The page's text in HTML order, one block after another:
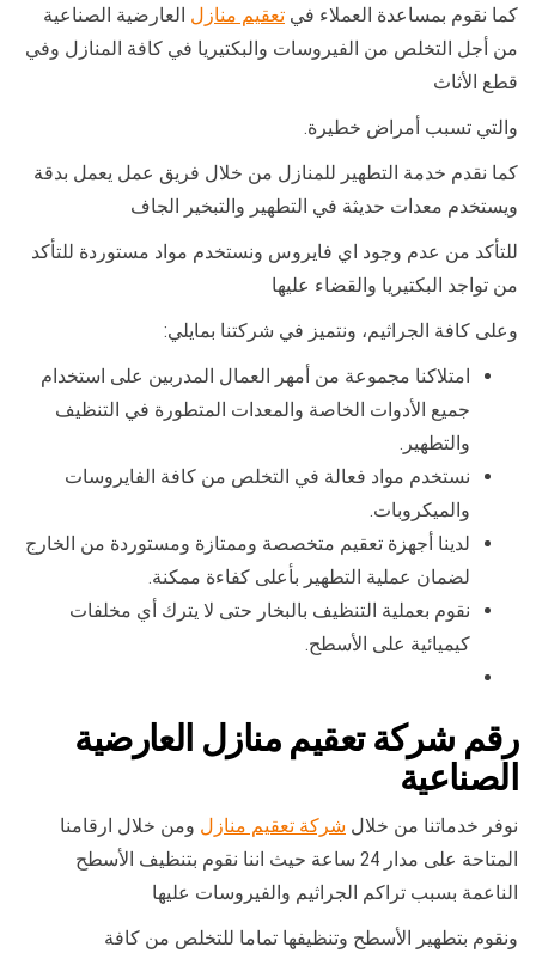
كما نقوم بمساعدة العملاء في تعقيم منازل العارضية الصناعية
من أجل التخلص من الفيروسات والبكتيريا في كافة المنازل وفي
قطع الأثاث
والتي تسبب أمراض خطيرة.
كما نقدم خدمة التطهير للمنازل من خلال فريق عمل يعمل بدقة
ويستخدم معدات حديثة في التطهير والتبخير الجاف
للتأكد من عدم وجود اي فايروس ونستخدم مواد مستوردة للتأكد
من تواجد البكتيريا والقضاء عليها
وعلى كافة الجراثيم، ونتميز في شركتنا بمايلي:
امتلاكنا مجموعة من أمهر العمال المدربين على استخدام
جميع الأدوات الخاصة والمعدات المتطورة في التنظيف
والتطهير.
نستخدم مواد فعالة في التخلص من كافة الفايروسات
والميكروبات.
لدينا أجهزة تعقيم متخصصة وممتازة ومستوردة من الخارج
لضمان عملية التطهير بأعلى كفاءة ممكنة.
نقوم بعملية التنظيف بالبخار حتى لا يترك أي مخلفات
كيميائية على الأسطح.
رقم شركة تعقيم منازل العارضية
الصناعية
نوفر خدماتنا من خلال شركة تعقيم منازل ومن خلال ارقامنا
المتاحة على مدار 24 ساعة حيث اننا نقوم بتنظيف الأسطح
الناعمة بسبب تراكم الجراثيم والفيروسات عليها
ونقوم بتطهير الأسطح وتنظيفها تماما للتخلص من كافة